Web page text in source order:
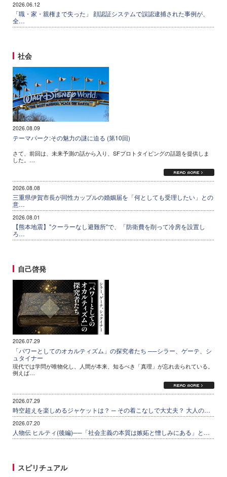
2026.06.12
「職・家・親権まで失った」 顔認証システムで誤認逮捕された事例が、
全…
社会
2026.08.09
テーマパーク:その魅力の謎に迫る (第10回)
さて、前回は、未来予測の話から入り、SFプロトタイピングの話題を提供しま
した。…
2026.08.08
三重県伊賀市長が同性カップルの婚姻届を「何としても受理したい」との
意…
2026.08.01
【熊本地震】"クーラーなし避難所"で、「防衛費を削って冷房を設置し
ろ…
自己啓発
2026.07.29
「パワーとしてのオカルティズム」の探究者たち ──シラー、ゲーテ、シ
ュタイナー
現代では学問が唯物化し、人間が本来、知るべき「真理」が忘れ去られている。
例えば…
2026.07.29
時空超えを楽しめるジャケットは？ ─ その着こなしで大丈夫？ 大人の…
2026.07.20
人物伝 ヒルティ(後編)──「社会主義の本質は嫉妬と憎しみにある」と…
スピリチュアル